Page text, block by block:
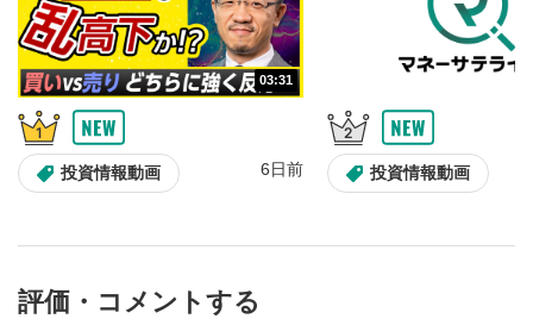
6
画質/再生速度の設定
画質の選択/再生速度の変更ができます。
7
音量調整
スライダーを上下すると音量が調整できます。
8
全画面表示
03:31
投資情報動画 6日前 投資情報動画
評価・コメントする